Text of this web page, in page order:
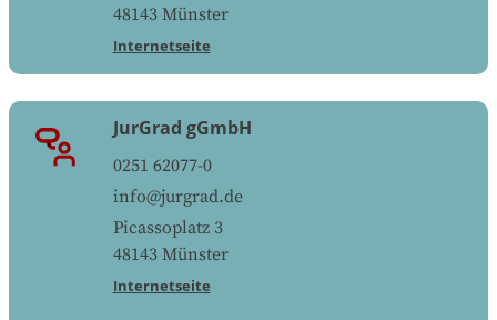
48143 Münster
Internetseite
JurGrad gGmbH
0251 62077-0
info@jurgrad.de
Picassoplatz 3
48143 Münster
Internetseite